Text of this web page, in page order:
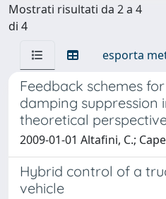
Mostrati risultati da 2 a 4
di 4
esporta
Feedback schemes
damping suppression
theoretical
2009-01-01 Altafini, C.;
Hybrid control of a
vehicle